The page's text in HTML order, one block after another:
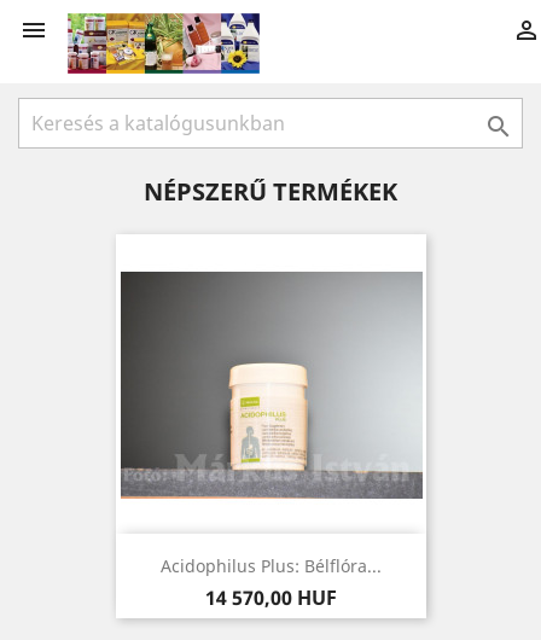
 

NÉPSZERŰ TERMÉKEK
Acidophilus Plus: Bélflóra...
Ár
14 570,00 HUF